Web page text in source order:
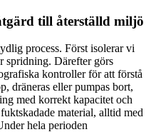
till återställd miljö
process. Först isolerar vi
spridning. Därefter görs
kontroller för att förstå
dräneras eller pumpas bort,
med korrekt kapacitet och
material, alltid med
hela perioden